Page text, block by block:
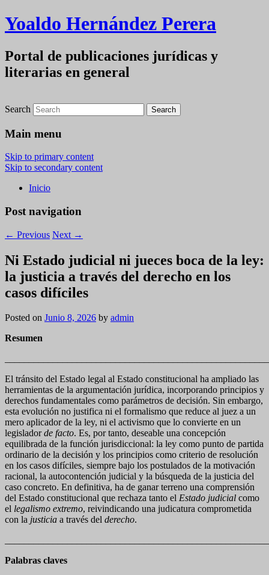
Yoaldo Hernández Perera
Portal de publicaciones jurídicas y
literarias en general
Search
Main menu
Skip to primary content
Skip to secondary content
Inicio
Post navigation
← Previous Next →
Ni Estado judicial ni jueces boca de la ley:
la justicia a través del derecho en los
casos difíciles
Posted on Junio 8, 2026 by admin
Resumen
El tránsito del Estado legal al Estado constitucional ha ampliado las
herramientas de la argumentación jurídica, incorporando principios y
derechos fundamentales como parámetros de decisión. Sin embargo,
esta evolución no justifica ni el formalismo que reduce al juez a un
mero aplicador de la ley, ni el activismo que lo convierte en un
legisladorde facto. Es, por tanto, deseable una concepción
equilibrada de la función jurisdiccional: la ley como punto de partida
ordinario de la decisión y los principios como criterio de resolución
en los casos difíciles, siempre bajo los postulados de la motivación
racional, la autocontención judicial y la búsqueda de la justicia del
caso concreto. En definitiva, ha de ganar terreno una comprensión
del Estado constitucional que rechaza tanto el Estado judicial como
el legalismo extremo, reivindicando una judicatura comprometida
con la justicia a través del derecho.
Palabras claves